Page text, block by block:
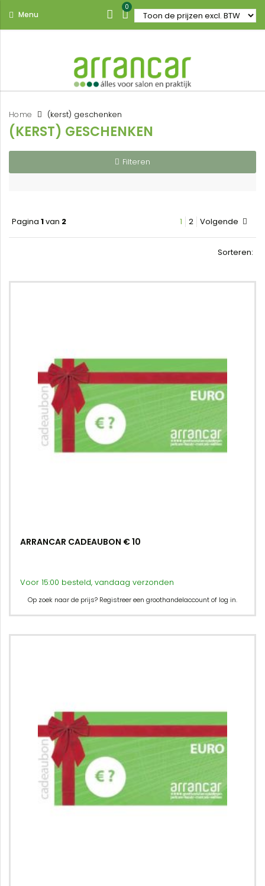
Menu
0
Home (kerst) geschenken
(KERST) GESCHENKEN
Filteren
Pagina 1van 2 1 2 Volgende
Sorteren:
ARRANCAR CADEAUBON € 10
Voor 15:00 besteld, vandaag verzonden
Op zoek naar de prijs? Registreer een groothandelaccount of log in.